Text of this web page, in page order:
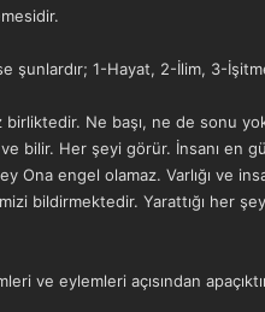
şunlardır; 1-Hayat, 2-İlim, 3-
Ne başı, ne de sonu
bilir. Her şeyi görür. İnsanı en
Ona engel olamaz. Varlığı ve
bildirmektedir. Yarattığı her
ve eylemleri açısından